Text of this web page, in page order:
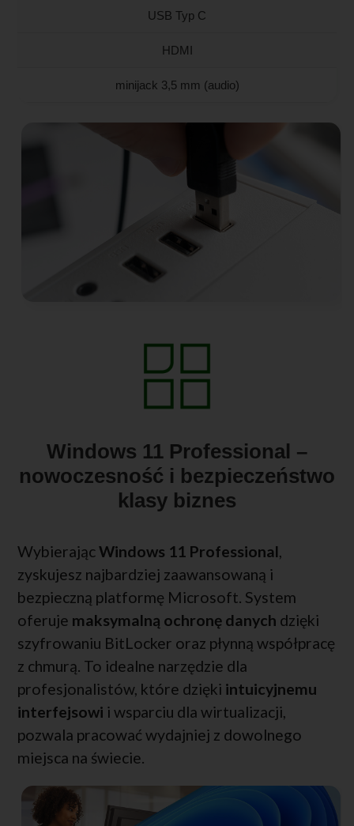
USB Typ C
HDMI
minijack 3,5 mm (audio)
Windows 11 Professional –
nowoczesność i bezpieczeństwo
klasy biznes
WybierającWindows 11 Professional,
zyskujesz najbardziej zaawansowaną i
bezpieczną platformę Microsoft. System
oferuje maksymalną ochronę danych dzięki
szyfrowaniu BitLocker oraz płynną współpracę
z chmurą. To idealne narzędzie dla
profesjonalistów, które dzięki intuicyjnemu
interfejsowi i wsparciu dla wirtualizacji,
pozwala pracować wydajniej z dowolnego
miejsca na świecie.